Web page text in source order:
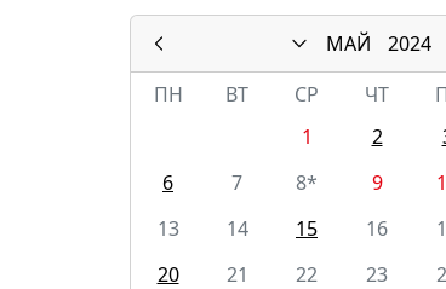
МАЙ
2024
ПН
ВТ СР ЧТ
1
2
6
7 8* 9
13
14 15 16
20
21 22 23